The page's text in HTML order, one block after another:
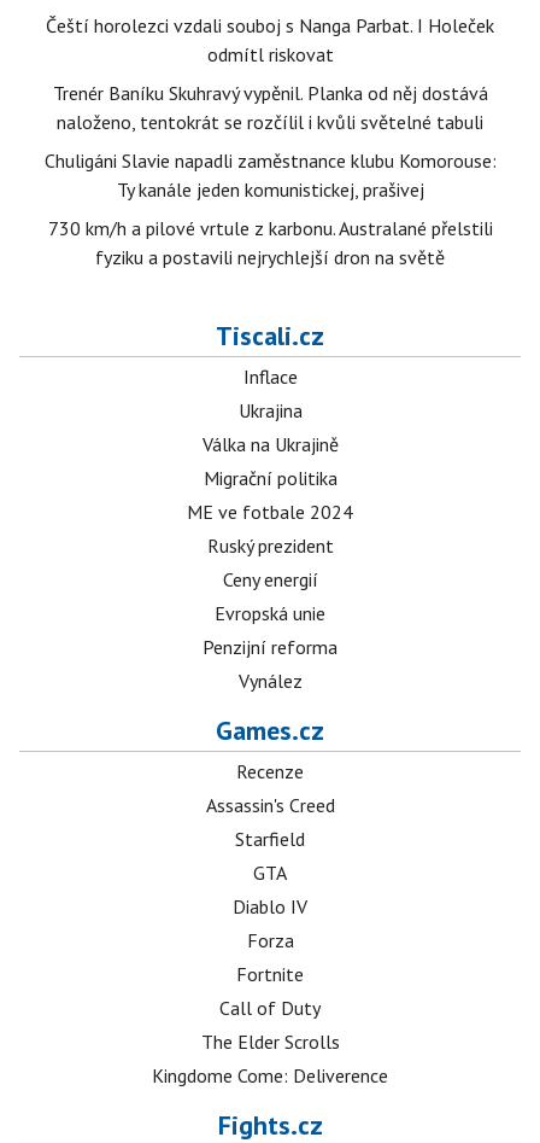
Čeští horolezci vzdali souboj s Nanga Parbat. I Holeček
odmítl riskovat
Trenér Baníku Skuhravý vypěnil. Planka od něj dostává
naloženo, tentokrát se rozčílil i kvůli světelné tabuli
Chuligáni Slavie napadli zaměstnance klubu Komorouse:
Ty kanále jeden komunistickej, prašivej
730 km/h a pilové vrtule z karbonu. Australané přelstili
fyziku a postavili nejrychlejší dron na světě
Tiscali.cz
Inflace
Ukrajina
Válka na Ukrajině
Migrační politika
ME ve fotbale 2024
Ruský prezident
Ceny energií
Evropská unie
Penzijní reforma
Vynález
Games.cz
Recenze
Assassin's Creed
Starfield
GTA
Diablo IV
Forza
Fortnite
Call of Duty
The Elder Scrolls
Kingdome Come: Deliverence
Fights.cz